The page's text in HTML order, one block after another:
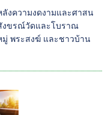
งความงดงามและศาสน
งขรณ์วัดและโบราณ
พระสงฆ์ และชาวบ้าน